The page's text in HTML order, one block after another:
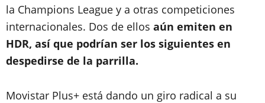
la Champions League y a otras competiciones
internacionales. Dos de ellos aún emiten en
HDR, así que podrían ser los siguientes en
despedirse de la parrilla.
Movistar Plus+ está dando un giro radical a su